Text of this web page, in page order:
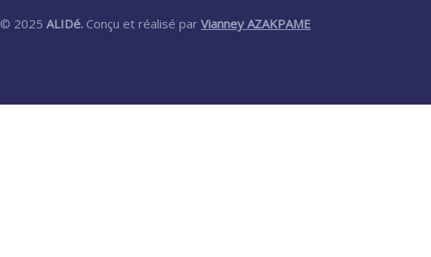
© 2025 ALIDé. Conçu et réalisé par Vianney AZAKPAME